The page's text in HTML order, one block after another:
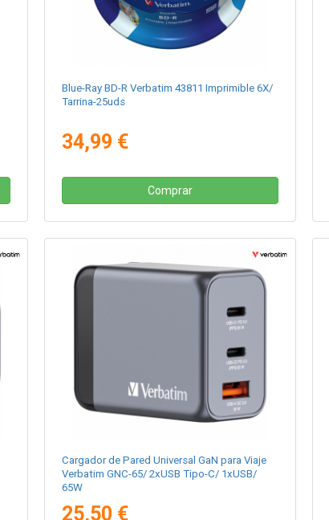
Blue-Ray BD-R Verbatim 43811 Imprimible 6X/
Tarrina-25uds
34,99 €
Comprar
Cargador de Pared Universal GaN para Viaje
Verbatim GNC-65/ 2xUSB Tipo-C/ 1xUSB/
65W
25,50 €